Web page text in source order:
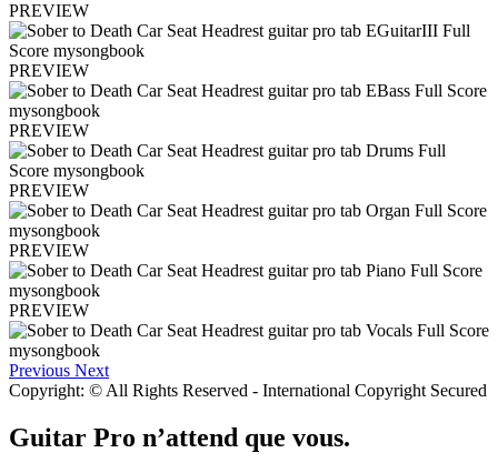
PREVIEW
PREVIEW
PREVIEW
PREVIEW
PREVIEW
PREVIEW
Previous Next
Copyright: © All Rights Reserved - International Copyright Secured
Guitar Pro n’attend que vous.